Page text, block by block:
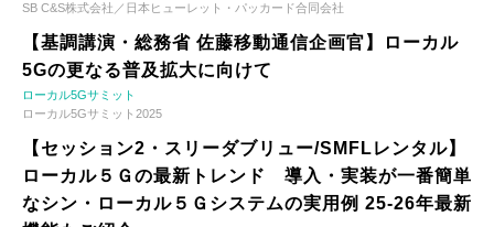
SB C&S株式会社／日本ヒューレット・パッカード合同会社
【基調講演・総務省 佐藤移動通信企画官】ローカル
5Gの更なる普及拡大に向けて
ローカル5Gサミット
ローカル5Gサミット2025
【セッション2・スリーダブリュー/SMFLレンタル】
ローカル５Ｇの最新トレンド 導入・実装が一番簡単
なシン・ローカル５Ｇシステムの実用例 25-26年最新